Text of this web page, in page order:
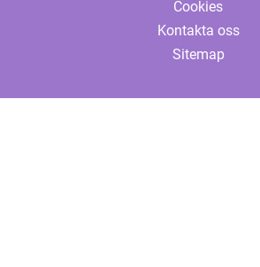
Cookies
Kontakta oss
Sitemap